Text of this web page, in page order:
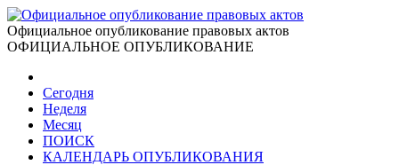
Официальное опубликование правовых актов
ОФИЦИАЛЬНОЕ ОПУБЛИКОВАНИЕ
Сегодня
Неделя
Месяц
ПОИСК
КАЛЕНДАРЬ ОПУБЛИКОВАНИЯ